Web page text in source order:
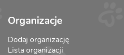
Organizacje
Dodaj organizację
Lista organizacji